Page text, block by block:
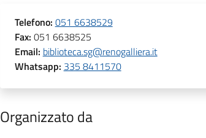
Telefono: 051 6638529
Fax: 051 6638525
Email: biblioteca.sg@renogalliera.it
Whatsapp: 335 8411570
Organizzato da